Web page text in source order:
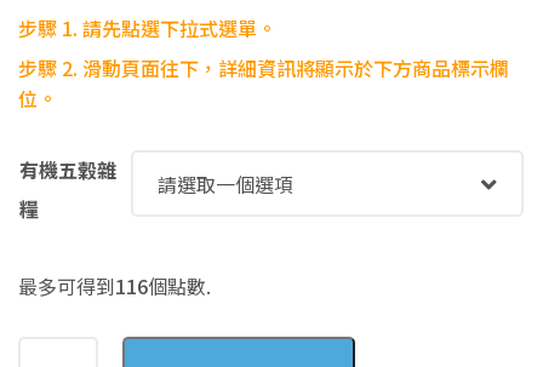
步驟 1. 請先點選下拉式選單。
步驟 2. 滑動頁面往下，詳細資訊將顯示於下方商品標示欄
位。
有機五穀雜
糧
最多可得到116個點數.